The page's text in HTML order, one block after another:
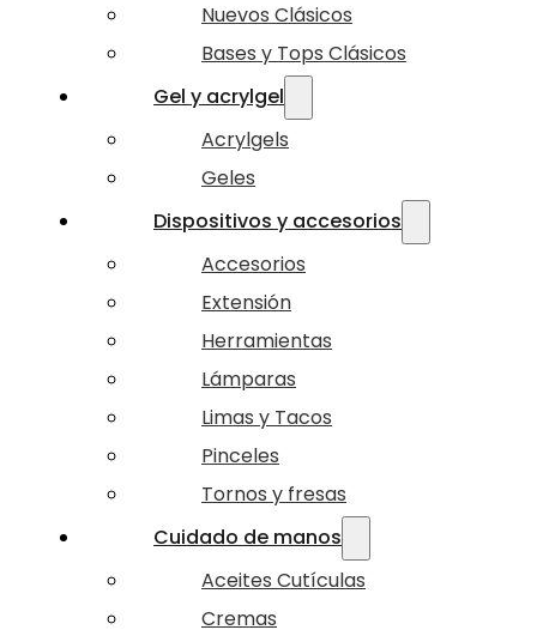
Nuevos Clásicos
Bases y Tops Clásicos
Gel y acrylgel
Acrylgels
Geles
Dispositivos y accesorios
Accesorios
Extensión
Herramientas
Lámparas
Limas y Tacos
Pinceles
Tornos y fresas
Cuidado de manos
Aceites Cutículas
Cremas